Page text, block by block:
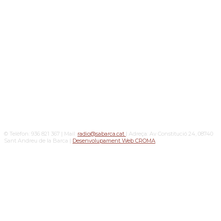
© Telèfon: 936 821 367 | Mail: radio@sabarca.cat | Adreça: Av Constitució 24, 08740
Sant Andreu de la Barca | Desenvolupament Web CROMA